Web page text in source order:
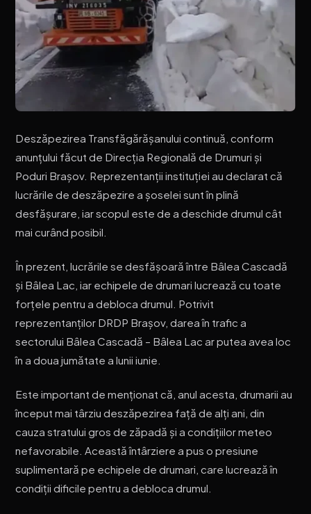
Deszăpezirea Transfăgărășanului continuă, conform
anunțului făcut de Direcția Regională de Drumuri și
Poduri Brașov. Reprezentanții instituției au declarat că
lucrările de deszăpezire a șoselei sunt în plină
desfășurare, iar scopul este de a deschide drumul cât
mai curând posibil.
În prezent, lucrările se desfășoară între Bâlea Cascadă
și Bâlea Lac, iar echipele de drumari lucrează cu toate
forțele pentru a debloca drumul. Potrivit
reprezentanților DRDP Brașov, darea în trafic a
sectorului Bâlea Cascadă – Bâlea Lac ar putea avea loc
în a doua jumătate a lunii iunie.
Este important de menționat că, anul acesta, drumarii au
început mai târziu deszăpezirea față de alți ani, din
cauza stratului gros de zăpadă și a condițiilor meteo
nefavorabile. Această întârziere a pus o presiune
suplimentară pe echipele de drumari, care lucrează în
condiții dificile pentru a debloca drumul.